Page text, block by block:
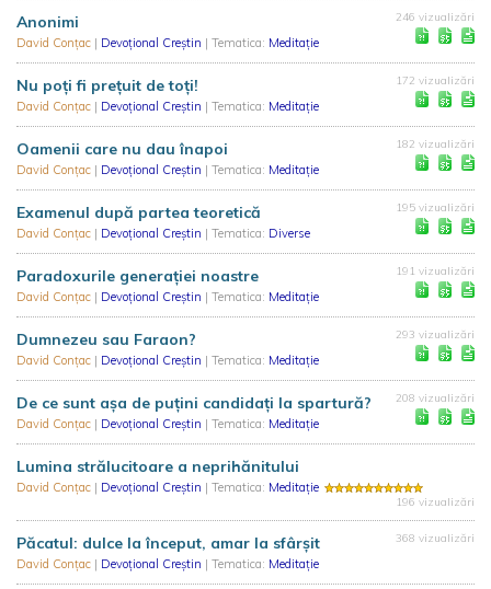
Anonimi
David Conțac | Devoțional Creștin | Tematica: Meditație
246 vizualizări
Nu poți fi prețuit de toți!
David Conțac | Devoțional Creștin | Tematica: Meditație
172 vizualizări
Oamenii care nu dau înapoi
David Conțac | Devoțional Creștin | Tematica: Meditație
182 vizualizări
Examenul după partea teoretică
David Conțac | Devoțional Creștin | Tematica: Diverse
195 vizualizări
Paradoxurile generației noastre
David Conțac | Devoțional Creștin | Tematica: Meditație
191 vizualizări
Dumnezeu sau Faraon?
David Conțac | Devoțional Creștin | Tematica: Meditație
293 vizualizări
De ce sunt așa de puțini candidați la spartură?
David Conțac | Devoțional Creștin | Tematica: Meditație
208 vizualizări
Lumina strălucitoare a neprihănitului
David Conțac | Devoțional Creștin | Tematica: Meditație
196 vizualizări
Păcatul: dulce la început, amar la sfârșit
David Conțac | Devoțional Creștin | Tematica: Meditație
368 vizualizări